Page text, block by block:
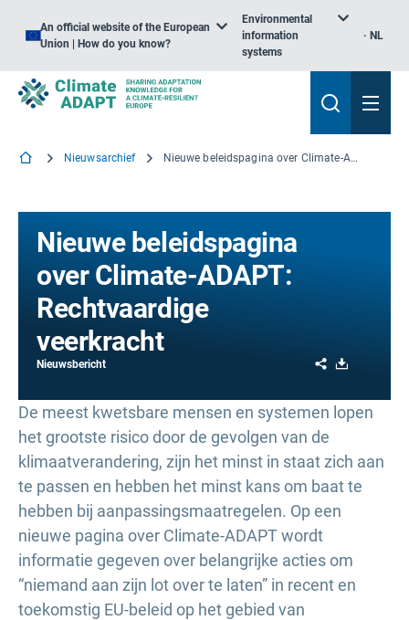
An official website of the European
Union | How do you know?
Environmental
information
systems
NL
Nieuwsarchief Nieuwe beleidspagina over Climate-ADAPT: Rechtvaardige veerkracht
Nieuwe beleidspagina
over Climate-ADAPT:
Rechtvaardige
veerkracht
Nieuwsbericht Share
De meest kwetsbare mensen en systemen lopen
het grootste risico door de gevolgen van de
klimaatverandering, zijn het minst in staat zich aan
te passen en hebben het minst kans om baat te
hebben bij aanpassingsmaatregelen. Op een
nieuwe pagina over Climate-ADAPT wordt
informatie gegeven over belangrijke acties om
“niemand aan zijn lot over te laten” in recent en
toekomstig EU-beleid op het gebied van